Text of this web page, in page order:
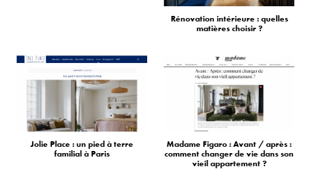
Rénovation intérieure : quelles
matières choisir ?
Jolie Place : un pied à terre
familial à Paris
Madame Figaro : Avant / après :
comment changer de vie dans son
vieil appartement ?